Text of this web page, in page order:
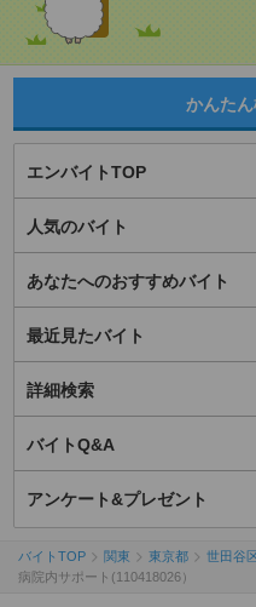
かんた
エンバイトTOP
人気のバイト
あなたへのおすすめバイト
最近見たバイト
詳細検索
バイトQ&A
アンケート&プレゼント
バイトTOP 関東 東京都 世田谷
病院内サポート(110418026）